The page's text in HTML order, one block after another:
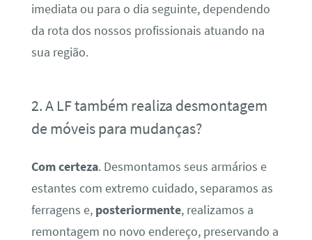
imediata ou para o dia seguinte, dependendo
da rota dos nossos profissionais atuando na
sua região.
2. A LF também realiza desmontagem
de móveis para mudanças?
Com certeza. Desmontamos seus armários e
estantes com extremo cuidado, separamos as
ferragens e, posteriormente, realizamos a
remontagem no novo endereço, preservando a